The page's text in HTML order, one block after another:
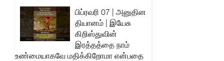
பிப்ரவரி 07 | அனுதின
தியானம் | இயேசு
கிறிஸ்துவின்
இரத்தத்தை நாம்
உண்மையாகவே மதிக்கிறோமா என்பதை